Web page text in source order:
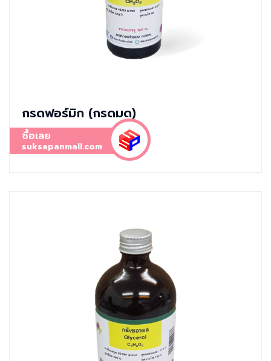
กรดฟอร์มิก (กรดมด)
ซื้อเลย
suksapanmall.com